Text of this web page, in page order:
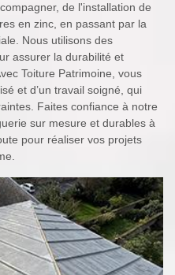
de l'installation de
en zinc, en passant par la
Nous utilisons des
assurer la durabilité et
Toiture Patrimoine, vous
et d’un travail soigné, qui
Faites confiance à notre
sur mesure et durables à
pour réaliser vos projets